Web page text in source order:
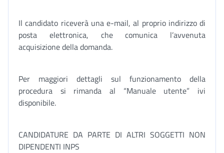
Il candidato riceverà una e-mail, al proprio indirizzo di
posta elettronica, che comunica l’avvenuta
acquisizione della domanda.
Per maggiori dettagli sul funzionamento della
procedura si rimanda al “Manuale utente” ivi
disponibile.
CANDIDATURE DA PARTE DI ALTRI SOGGETTI NON
DIPENDENTI INPS